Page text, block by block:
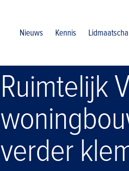
Nieuws Kennis
Ruimtelijk
verder